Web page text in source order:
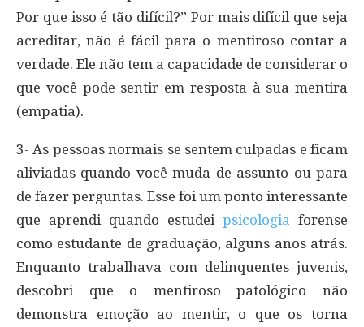
Por que isso é tão difícil?” Por mais difícil que seja
acreditar, não é fácil para o mentiroso contar a
verdade. Ele não tem a capacidade de considerar o
que você pode sentir em resposta à sua mentira
(empatia).
3- As pessoas normais se sentem culpadas e ficam
aliviadas quando você muda de assunto ou para
de fazer perguntas. Esse foi um ponto interessante
que aprendi quando estudei psicologia forense
como estudante de graduação, alguns anos atrás.
Enquanto trabalhava com delinquentes juvenis,
descobri que o mentiroso patológico não
demonstra emoção ao mentir, o que os torna